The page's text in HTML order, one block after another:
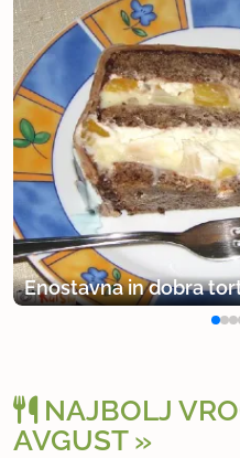
Enostavna in dobra
NAJBOLJ
AVGUST